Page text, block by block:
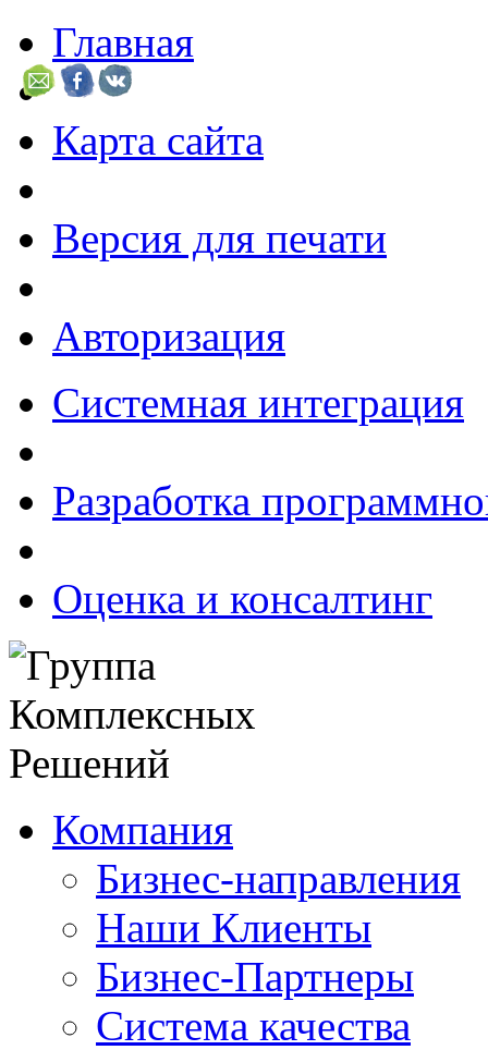
Главная
Карта сайта
Версия для печати
Авторизация
Системная интеграция
Разработка
Оценка и консалтинг
Компания
Бизнес-направления
Наши Клиенты
Бизнес-Партнеры
Система качества